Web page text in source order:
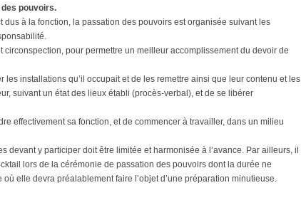
des pouvoirs.
dus à la fonction, la passation des pouvoirs est organisée suivant les
pour permettre un meilleur accomplissement du devoir de
les installations qu’il occupait et de les remettre ainsi que leur contenu et les
suivant un état des lieux établi (procès-verbal), et de se libérer
effectivement sa fonction, et de commencer à travailler, dans un milieu
devant y participer doit être limitée et harmonisée à l’avance. Par ailleurs, il
lors de la cérémonie de passation des pouvoirs dont la durée ne
elle devra préalablement faire l’objet d’une préparation minutieuse.